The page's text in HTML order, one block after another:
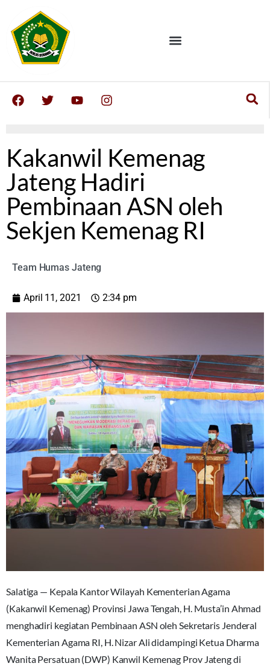
Kakanwil Kemenag
Jateng Hadiri
Pembinaan ASN oleh
Sekjen Kemenag RI
Team Humas Jateng
April 11, 2021 2:34 pm
Salatiga — Kepala Kantor Wilayah Kementerian Agama
(Kakanwil Kemenag) Provinsi Jawa Tengah, H. Musta’in Ahmad
menghadiri kegiatan Pembinaan ASN oleh Sekretaris Jenderal
Kementerian Agama RI, H. Nizar Ali didampingi Ketua Dharma
Wanita Persatuan (DWP) Kanwil Kemenag Prov Jateng di